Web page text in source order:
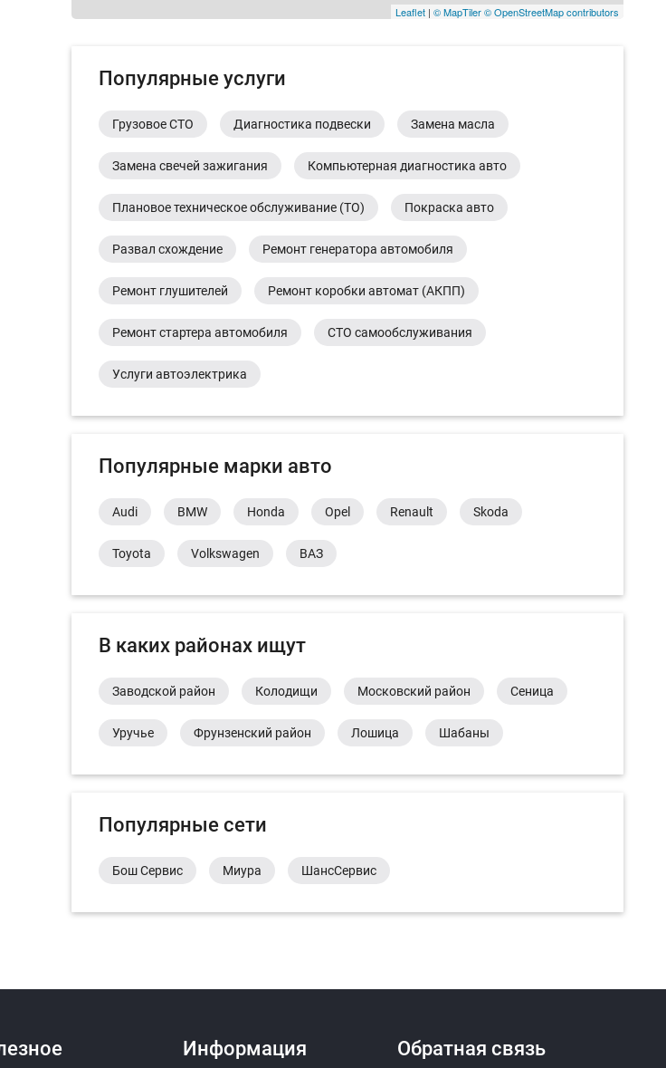
Leaflet | © MapTiler© OpenStreetMap contributors
Популярные услуги
Грузовое СТО Диагностика подвески Замена масла
Замена свечей зажигания Компьютерная диагностика авто
Плановое техническое обслуживание (ТО) Покраска авто
Развал схождение Ремонт генератора автомобиля
Ремонт глушителей Ремонт коробки автомат (АКПП)
Ремонт стартера автомобиля СТО самообслуживания
Услуги автоэлектрика
Популярные марки авто
Audi BMW Honda Opel Renault Skoda
Toyota Volkswagen ВАЗ
В каких районах ищут
Заводской район Колодищи Московский район Сеница
Уручье Фрунзенский район Лошица Шабаны
Популярные сети
Бош Сервис Миура ШансСервис
Информация Обратная связь